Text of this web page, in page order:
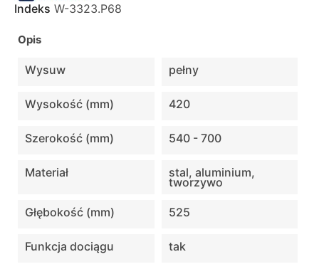
Indeks W-3323.P68
Opis
Wysuw pełny
Wysokość (mm) 420
Szerokość (mm) 540 - 700
Materiał stal, aluminium,
tworzywo
Głębokość (mm) 525
Funkcja dociągu tak